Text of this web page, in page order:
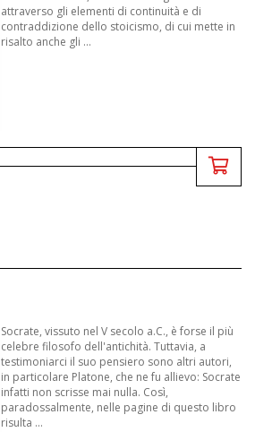
attraverso gli elementi di continuità e di
contraddizione dello stoicismo, di cui mette in
risalto anche gli ...
Socrate, vissuto nel V secolo a.C., è forse il più
celebre filosofo dell'antichità. Tuttavia, a
testimoniarci il suo pensiero sono altri autori,
in particolare Platone, che ne fu allievo: Socrate
infatti non scrisse mai nulla. Così,
paradossalmente, nelle pagine di questo libro
risulta ...